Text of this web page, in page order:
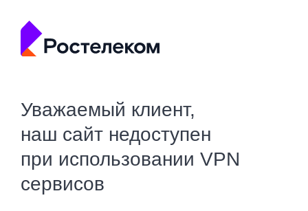
Уважаемый клиент,
наш сайт недоступен
при использовании VPN
сервисов